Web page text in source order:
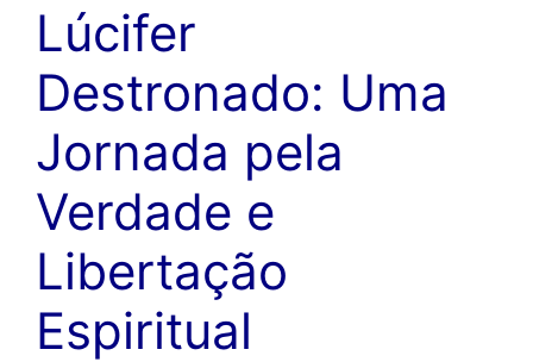
Lúcifer
Destronado: Uma
Jornada pela
Verdade e
Libertação
Espiritual